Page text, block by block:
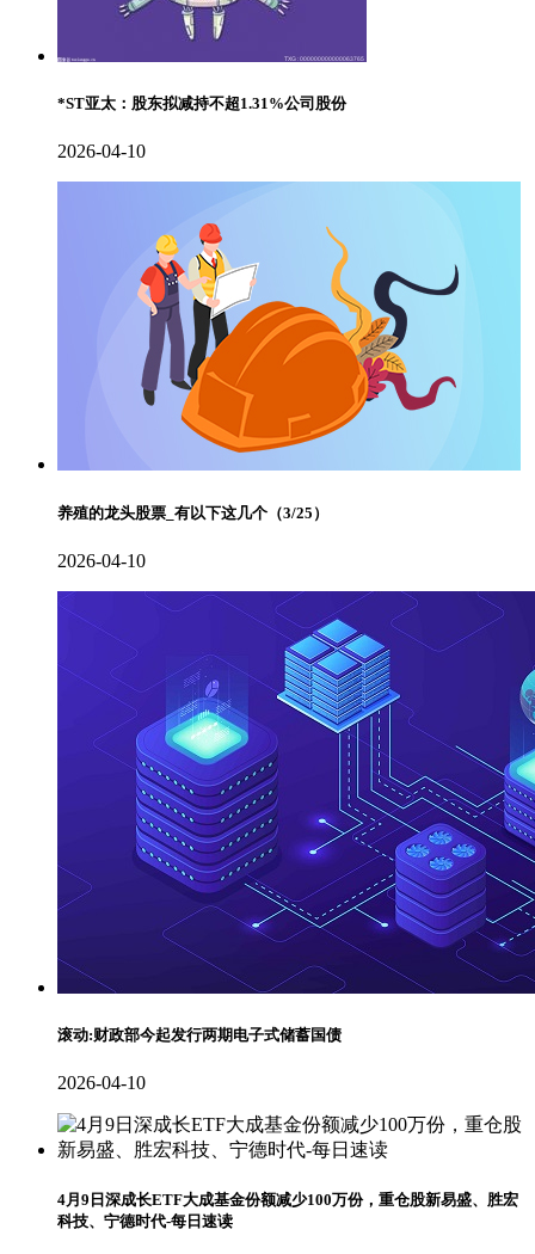
*ST亚太：股东拟减持不超1.31%公司股份
2026-04-10
养殖的龙头股票_有以下这几个（3/25）
2026-04-10
滚动:财政部今起发行两期电子式储蓄国债
2026-04-10
4月9日深成长ETF大成基金份额减少100万份，重仓股新易盛、胜宏
科技、宁德时代-每日速读